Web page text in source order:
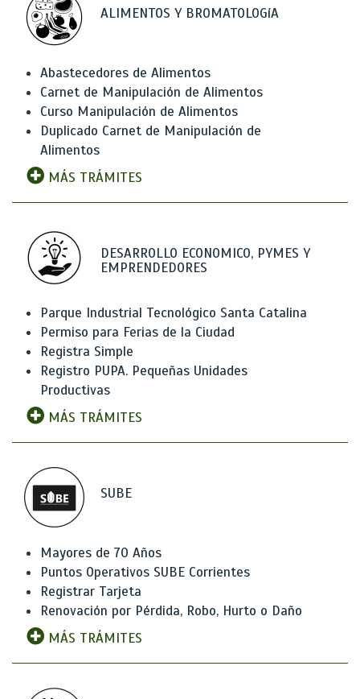
ALIMENTOS Y BROMATOLOGíA
Abastecedores de Alimentos
Carnet de Manipulación de Alimentos
Curso Manipulación de Alimentos
Duplicado Carnet de Manipulación de
Alimentos
MÁS TRÁMITES
DESARROLLO ECONOMICO, PYMES Y
EMPRENDEDORES
Parque Industrial Tecnológico Santa Catalina
Permiso para Ferias de la Ciudad
Registra Simple
Registro PUPA. Pequeñas Unidades
Productivas
MÁS TRÁMITES
SUBE
Mayores de 70 Años
Puntos Operativos SUBE Corrientes
Registrar Tarjeta
Renovación por Pérdida, Robo, Hurto o Daño
MÁS TRÁMITES